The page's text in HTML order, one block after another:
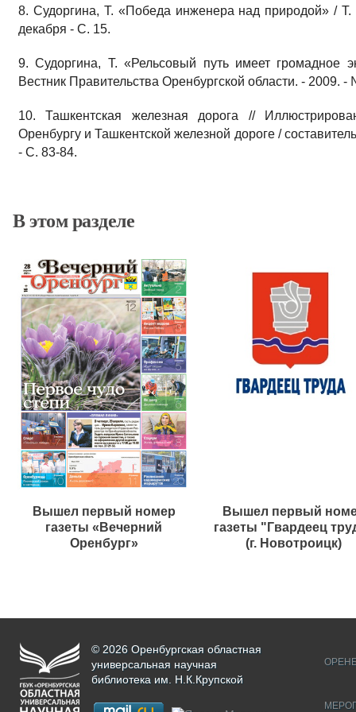
8. Судоргина, Т. «Победа инженера над природой» /
декабря - С. 15.
9. Судоргина, Т. «Рельсовый путь имеет громадное
Вестник Правительства Оренбургской области. - 2009.
10. Ташкентская железная дорога //
Оренбургу и Ташкентской железной дороге /
- С. 83-84.
В этом разделе
Вышел первый номер
газеты «Вечерний
Оренбург»
Вышел первый
газеты "Гвардеец
(г. Новотроицк)
© 2026 Оренбургская областная
универсальная научная
библиотека им. Н.К.Крупской